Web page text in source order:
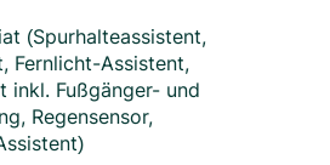
(Spurhalteassistent,
Fernlicht-Assistent,
inkl. Fußgänger- und
Regensensor,